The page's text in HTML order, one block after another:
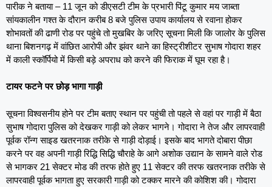
पारीक ने बताया – 11 जून को डीएसटी टीम के प्रभारी पिंटू कुमार मय जाब्ता
सांयकालीन गश्त के दौरान करीब 8 बजे पुलिस उपाय कार्यालय से रवाना होकर
शोभावतों की ढाणी रोड पर पहुंचे तो मुखबिर के जरिए सूचना मिली कि जालोर के पुलिस
थाना बिशनगढ़ में वांछित आरोपी और झंवर थाने का हिस्ट्रीशीटर सुभाष गोदारा शहर
में काली स्कॉर्पियो में किसी बड़े अपराध को करने की फिराक में घूम रहा है।
टायर फटने पर छोड़ भागा गाड़ी
सूचना विश्वसनीय होने पर टीम बताए स्थान पर पहुंची तो पहले से वहां पर गाड़ी में बैठा
सुभाष गोदारा पुलिस को देखकर गाड़ी को लेकर भागने। गोदारा ने तेज और लापरवाही
पूर्वक रॉन्ग साइड खतरनाक तरीके से गाड़ी दोड़ाई। इसके बाद भागते दोबारा पीछा
करने पर वह अपनी गाड़ी रिद्धि सिद्धि चौराहे के आगे अशोक उद्यान के सामने वाले रोड
से भागकर 21 सेक्टर मोड की तरफ होते हुए 11 सेक्टर की तरफ खतरनाक तरीके से
लापरवाही पूर्वक भागता हुए सरकारी गाड़ी को टक्कर मारने की कोशिश की। गोदारा